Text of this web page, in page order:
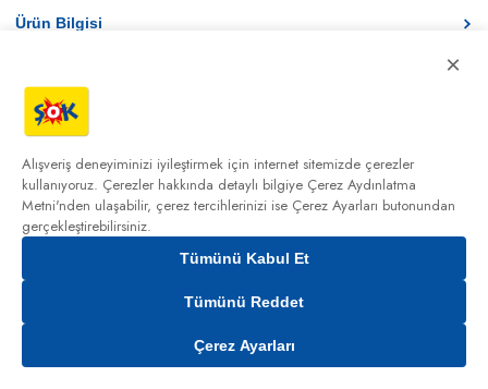
Gelince Haber Ver
Ürün Bilgisi
Taksit Seçenekleri
Ürün stoklar ile sınırlıdır. Ürünün stok, fiyat ve kampanya bilgisi teslimat
bölgesine göre değişiklik gösterebilmektedir.
×
Alışveriş deneyiminizi iyileştirmek için internet sitemizde çerezler
kullanıyoruz. Çerezler hakkında detaylı bilgiye Çerez Aydınlatma
Metni'nden ulaşabilir, çerez tercihlerinizi ise Çerez Ayarları butonundan
gerçekleştirebilirsiniz.
Tümünü Kabul Et
Tümünü Reddet
Çerez Ayarları